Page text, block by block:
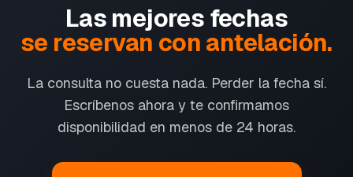
Las mejores fechas
se reservan con antelación.
La consulta no cuesta nada. Perder la fecha sí.
Escríbenos ahora y te confirmamos
disponibilidad en menos de 24 horas.